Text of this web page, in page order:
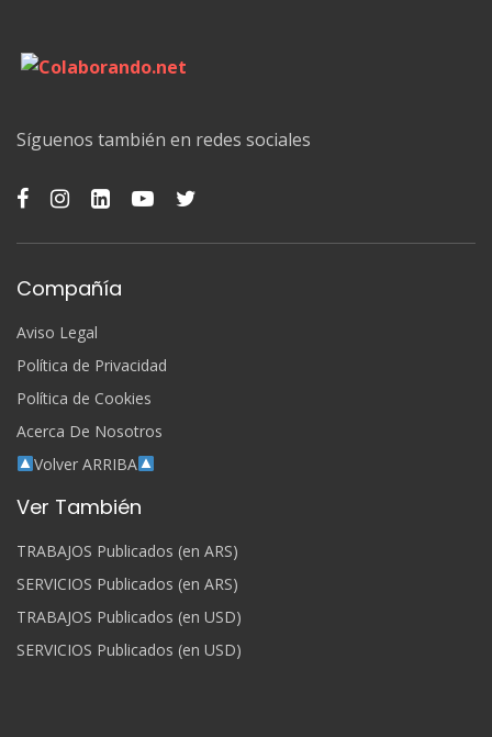
Síguenos también en redes sociales
Compañía
Aviso Legal
Política de Privacidad
Política de Cookies
Acerca De Nosotros
Volver ARRIBA
Ver También
TRABAJOS Publicados (en ARS)
SERVICIOS Publicados (en ARS)
TRABAJOS Publicados (en USD)
SERVICIOS Publicados (en USD)